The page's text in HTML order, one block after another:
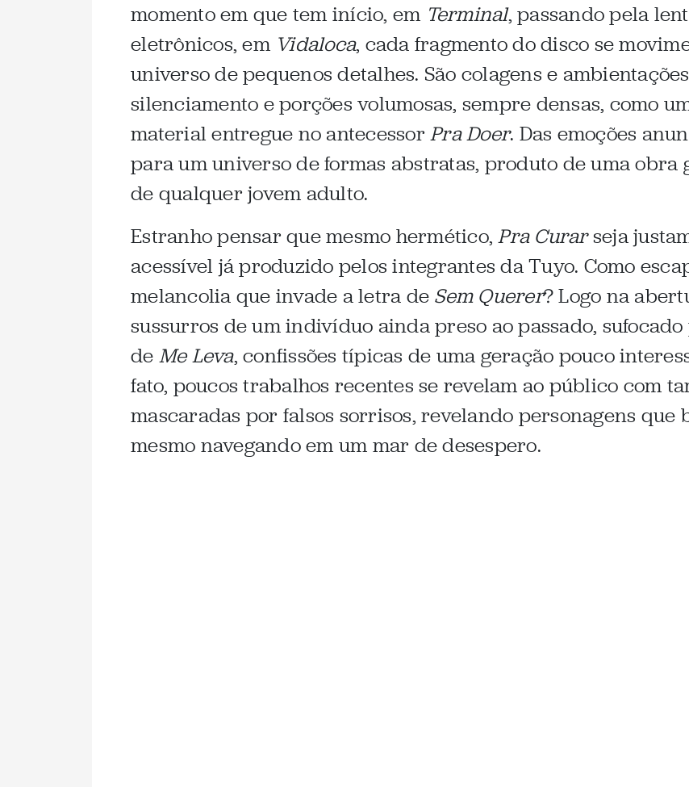
momento em que tem início, em Terminal, passando pela
eletrônicos, em Vidaloca, cada fragmento do disco se
universo de pequenos detalhes. São colagens e
silenciamento e porções volumosas, sempre densas, como
material entregue no antecessorPra Doer. Das emoções
para um universo de formas abstratas, produto de uma obra
de qualquer jovem adulto.
Estranho pensar que mesmo hermético,Pra Curarseja
acessível já produzido pelos integrantes da Tuyo. Como
melancolia que invade a letra de Sem Querer? Logo na
sussurros de um indivíduo ainda preso ao passado,
de Me Leva, confissões típicas de uma geração pouco
fato, poucos trabalhos recentes se revelam ao público com
mascaradas por falsos sorrisos, revelando personagens que
mesmo navegando em um mar de desespero.